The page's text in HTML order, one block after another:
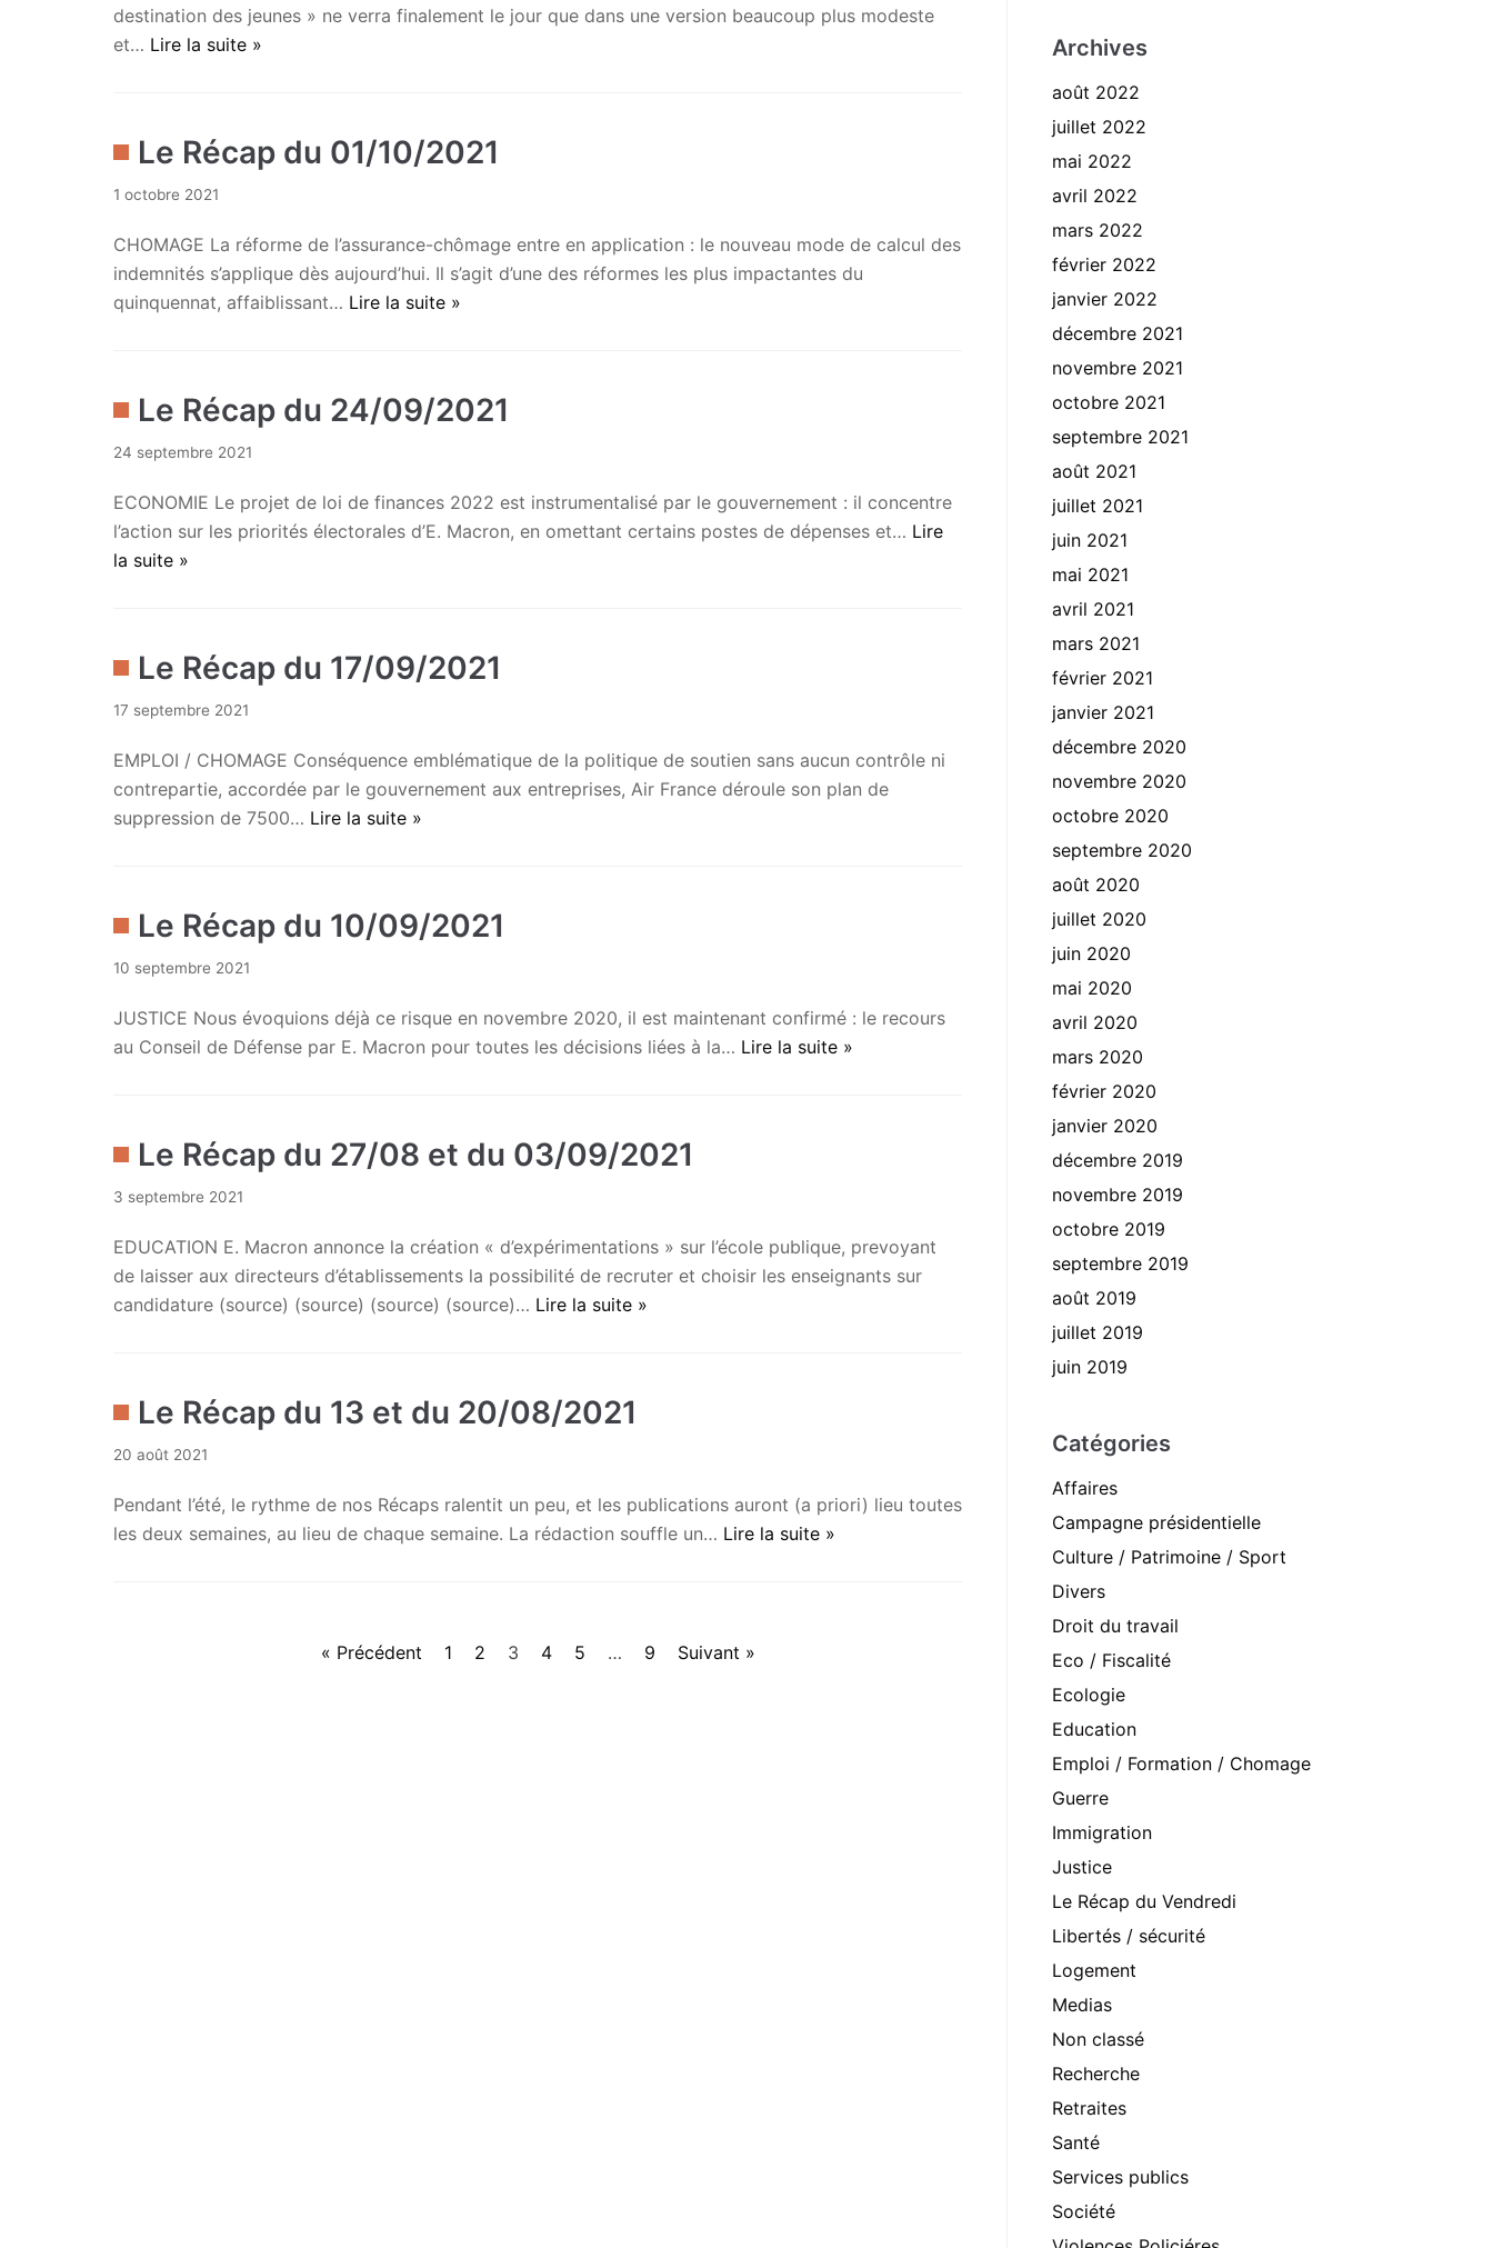
destination des jeunes » ne verra finalement le jour que dans une version beaucoup plus modeste
et… Lire la suite »
Le Récap du 01/10/2021
1 octobre 2021
CHOMAGE La réforme de l’assurance-chômage entre en application : le nouveau mode de calcul des
indemnités s’applique dès aujourd’hui. Il s’agit d’une des réformes les plus impactantes du
quinquennat, affaiblissant… Lire la suite »
Le Récap du 24/09/2021
24 septembre 2021
ECONOMIE Le projet de loi de finances 2022 est instrumentalisé par le gouvernement : il concentre
l’action sur les priorités électorales d’E. Macron, en omettant certains postes de dépenses et… Lire
la suite »
Le Récap du 17/09/2021
17 septembre 2021
EMPLOI / CHOMAGE Conséquence emblématique de la politique de soutien sans aucun contrôle ni
contrepartie, accordée par le gouvernement aux entreprises, Air France déroule son plan de
suppression de 7500… Lire la suite »
Le Récap du 10/09/2021
10 septembre 2021
JUSTICE Nous évoquions déjà ce risque en novembre 2020, il est maintenant confirmé : le recours
au Conseil de Défense par E. Macron pour toutes les décisions liées à la… Lire la suite »
Le Récap du 27/08 et du 03/09/2021
3 septembre 2021
EDUCATION E. Macron annonce la création « d’expérimentations » sur l’école publique, prevoyant
de laisser aux directeurs d’établissements la possibilité de recruter et choisir les enseignants sur
candidature (source) (source) (source) (source)… Lire la suite »
Le Récap du 13 et du 20/08/2021
20 août 2021
Pendant l’été, le rythme de nos Récaps ralentit un peu, et les publications auront (a priori) lieu toutes
les deux semaines, au lieu de chaque semaine. La rédaction souffle un… Lire la suite »
« Précédent 1 2 3 4 5 … 9 Suivant »
Archives
août 2022
juillet 2022
mai 2022
avril 2022
mars 2022
février 2022
janvier 2022
décembre 2021
novembre 2021
octobre 2021
septembre 2021
août 2021
juillet 2021
juin 2021
mai 2021
avril 2021
mars 2021
février 2021
janvier 2021
décembre 2020
novembre 2020
octobre 2020
septembre 2020
août 2020
juillet 2020
juin 2020
mai 2020
avril 2020
mars 2020
février 2020
janvier 2020
décembre 2019
novembre 2019
octobre 2019
septembre 2019
août 2019
juillet 2019
juin 2019
Catégories
Affaires
Campagne présidentielle
Culture / Patrimoine / Sport
Divers
Droit du travail
Eco / Fiscalité
Ecologie
Education
Emploi / Formation / Chomage
Guerre
Immigration
Justice
Le Récap du Vendredi
Libertés / sécurité
Logement
Medias
Non classé
Recherche
Retraites
Santé
Services publics
Société